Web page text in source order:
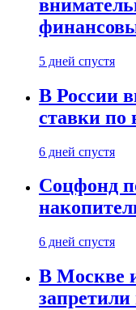
5 дней спустя
В России
ставки по
6 дней спустя
Соцфонд
6 дней спустя
В Москве